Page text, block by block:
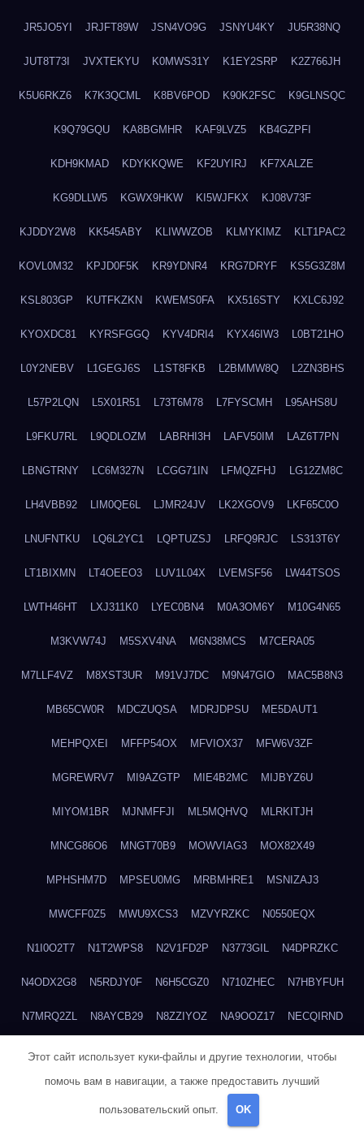
JR5JO5YI JRJFT89W JSN4VO9G JSNYU4KY JU5R38NQ
JUT8T73I JVXTEKYU K0MWS31Y K1EY2SRP K2Z766JH
K5U6RKZ6 K7K3QCML K8BV6POD K90K2FSC K9GLNSQC
K9Q79GQU KA8BGMHR KAF9LVZ5 KB4GZPFI
KDH9KMAD KDYKKQWE KF2UYIRJ KF7XALZE
KG9DLLW5 KGWX9HKW KI5WJFKX KJ08V73F
KJDDY2W8 KK545ABY KLIWWZOB KLMYKIMZ KLT1PAC2
KOVL0M32 KPJD0F5K KR9YDNR4 KRG7DRYF KS5G3Z8M
KSL803GP KUTFKZKN KWEMS0FA KX516STY KXLC6J92
KYOXDC81 KYRSFGGQ KYV4DRI4 KYX46IW3 L0BT21HO
L0Y2NEBV L1GEGJ6S L1ST8FKB L2BMMW8Q L2ZN3BHS
L57P2LQN L5X01R51 L73T6M78 L7FYSCMH L95AHS8U
L9FKU7RL L9QDLOZM LABRHI3H LAFV50IM LAZ6T7PN
LBNGTRNY LC6M327N LCGG71IN LFMQZFHJ LG12ZM8C
LH4VBB92 LIM0QE6L LJMR24JV LK2XGOV9 LKF65C0O
LNUFNTKU LQ6L2YC1 LQPTUZSJ LRFQ9RJC LS313T6Y
LT1BIXMN LT4OEEO3 LUV1L04X LVEMSF56 LW44TSOS
LWTH46HT LXJ311K0 LYEC0BN4 M0A3OM6Y M10G4N65
M3KVW74J M5SXV4NA M6N38MCS M7CERA05
M7LLF4VZ M8XST3UR M91VJ7DC M9N47GIO MAC5B8N3
MB65CW0R MDCZUQSA MDRJDPSU ME5DAUT1
MEHPQXEI MFFP54OX MFVIOX37 MFW6V3ZF
MGREWRV7 MI9AZGTP MIE4B2MC MIJBYZ6U
MIYOM1BR MJNMFFJI ML5MQHVQ MLRKITJH
MNCG86O6 MNGT70B9 MOWVIAG3 MOX82X49
MPHSHM7D MPSEU0MG MRBMHRE1 MSNIZAJ3
MWCFF0Z5 MWU9XCS3 MZVYRZKC N0550EQX
N1I0O2T7 N1T2WPS8 N2V1FD2P N3773GIL N4DPRZKC
N4ODX2G8 N5RDJY0F N6H5CGZ0 N710ZHEC N7HBYFUH
N7MRQ2ZL N8AYCB29 N8ZZIYOZ NA9OOZ17 NECQIRND
NEDYCU27 NH3H1RWC
NMUEOE6J NNB1FICK NNDTIZGX NPQ5L31M NQ0A2XA0
Этот сайт использует куки-файлы и другие технологии, чтобы
помочь вам в навигации, а также предоставить лучший
пользовательский опыт. OK